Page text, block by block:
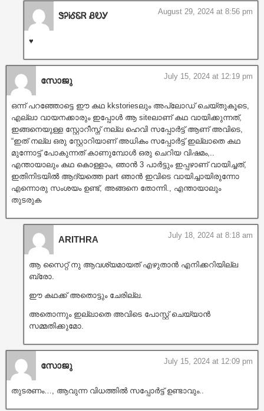
ᏕᎮᎥᎴᏋᏒ ᏰᎧᎩ August 29, 2024 at 8:56 pm
♥️
സോജു July 15, 2024 at 12:19 pm
ഒന്ന് പറഞ്ഞോട്ടെ ഈ കഥ kkstoriesലും അപ്‌ലോഡ് ചെയ്തുകൂടെ,
എല്ലാ വായനക്കാരും ഇപ്പോൾ ആ siteലാണ് കഥ വായിക്കുന്നത്,
ഇങ്ങനെയുള്ള സ്റ്റോറീസ്ന് നല്ല ഹെവി സപ്പോർട്ട് ആണ് അവിടെ,
“ഇത് നല്ല ഒരു സ്റ്റോറിയാണ് അധികം സപ്പോർട്ട് ഇല്ലാതെ കഥ
മുന്നോട്ട് പോകുന്നത് കാണുമ്പോൾ ഒരു ചെറിയ വിഷമം,..
എന്തായാലും കഥ കൊള്ളാം, ഞാൻ 3 പാർട്ടും ഇപ്പഴാണ് വായിച്ചത്,
ഇതിനിടയിൽ ആദ്യത്തെ part ഞാൻ ഇവിടെ വായിച്ചായിരുന്നോ
എന്നൊരു സംശയം ഉണ്ട്, അങ്ങനെ തോന്നി., എന്തായാലും
തുടരുക
ARITHRA July 18, 2024 at 8:18 am
ആ സൈറ്റ് നു ആവശ്യമായത് എഴുതാൻ എനിക്കറിയില്ല
ബ്രോ.
ഈ കഥക്ക് അതൊട്ടും ചേരില്ല.
അതൊന്നും ഇല്ലാതെ അവിടെ പോസ്റ്റ്‌ ചെയ്യാൻ
സമ്മതിക്കുമോ.
സോജു July 15, 2024 at 12:09 pm
തുടരണം…, ആവുന്ന വിധത്തിൽ സപ്പോർട്ട് ഉണ്ടാവും..